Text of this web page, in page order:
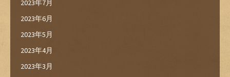
2023年7月
2023年6月
2023年5月
2023年4月
2023年3月